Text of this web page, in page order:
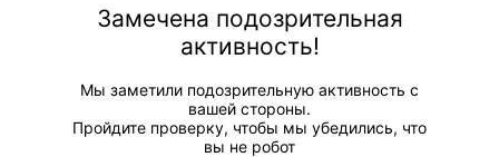
Замечена подозрительная
активность!
Мы заметили подозрительную активность с
вашей стороны.
Пройдите проверку, чтобы мы убедились, что
вы не робот